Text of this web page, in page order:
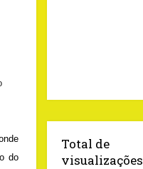
do
Total de
visualizações